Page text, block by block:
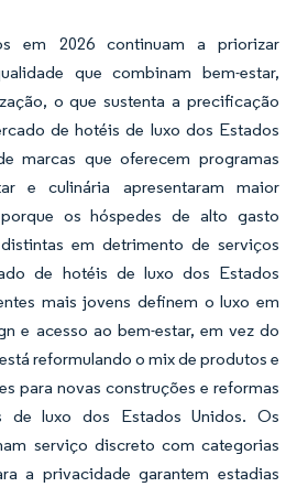
em 2026 continuam a priorizar
que combinam bem-estar,
o que sustenta a precificação
de hotéis de luxo dos Estados
marcas que oferecem programas
e culinária apresentaram maior
os hóspedes de alto gasto
em detrimento de serviços
de hotéis de luxo dos Estados
mais jovens definem o luxo em
e acesso ao bem-estar, em vez do
reformulando o mix de produtos e
para novas construções e reformas
de luxo dos Estados Unidos. Os
serviço discreto com categorias
a privacidade garantem estadias